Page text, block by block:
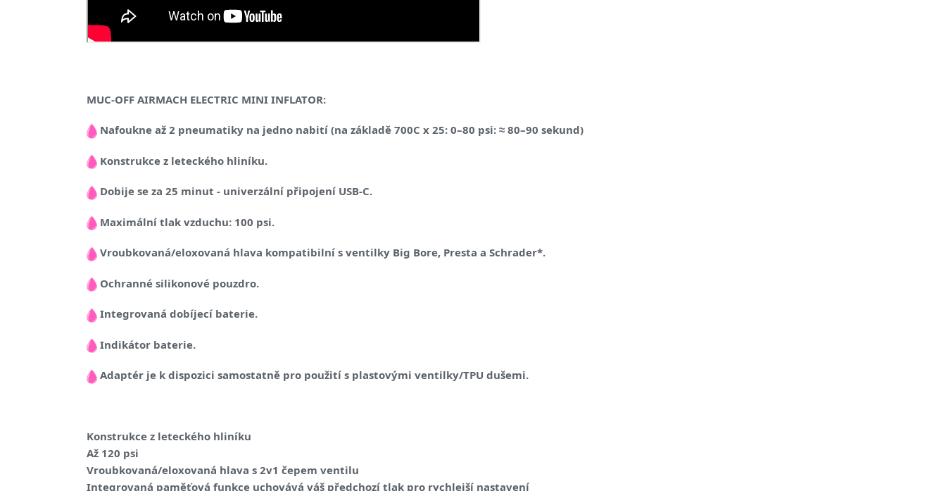
MUC-OFF AIRMACH ELECTRIC MINI INFLATOR:
Nafoukne až 2 pneumatiky na jedno nabití (na základě 700C x 25: 0–80 psi: ≈ 80–90 sekund)
Konstrukce z leteckého hliníku.
Dobije se za 25 minut - univerzální připojení USB-C.
Maximální tlak vzduchu: 100 psi.
Vroubkovaná/eloxovaná hlava kompatibilní s ventilky Big Bore, Presta a Schrader*.
Ochranné silikonové pouzdro.
Integrovaná dobíjecí baterie.
Indikátor baterie.
Adaptér je k dispozici samostatně pro použití s ​​plastovými ventilky/TPU dušemi.
Konstrukce z leteckého hliníku
Až 120 psi
Vroubkovaná/eloxovaná hlava s 2v1 čepem ventilu
Integrovaná paměťová funkce uchovává váš předchozí tlak pro rychlejší nastavení